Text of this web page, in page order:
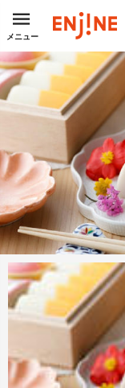
メニュー